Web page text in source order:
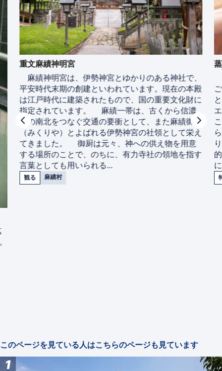
重文麻績神明宮
麻績神明宮は、伊勢神宮とゆかりのある神社で、
平安時代末期の創建といわれています。現在の本殿
は江戸時代に建築されたもので、国の重要文化財に
指定されています。 麻績一帯は、古くから信濃
国の南北をつなぐ交通の要衝として、また麻績御厨
（みくりや）とよばれる伊勢神宮の社領として栄え
てきました。 御厨は元々、神への供え物を用意
する場所のことで、のちに、有力寺社の領地を指す
言葉としても用いられる...
観る 麻績村
このページを見ている人はこちらのページも見ています
1